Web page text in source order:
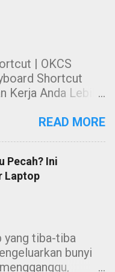
| OKCS
Shortcut
Kerja Anda Lebih
Keyboard
Anda Lebih Cekap
sahaja sangat
kurang cekap
anda perlu
mouse untuk
anda perlu
READ MORE
Pecah? Ini
Laptop
yang tiba-tiba
bunyi